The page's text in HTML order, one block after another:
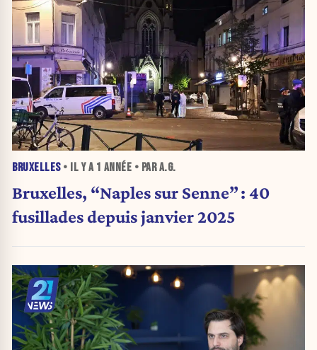
BRUXELLES• IL Y A 1 ANNÉE • PAR A.G.
Bruxelles, “Naples sur Senne” : 40
fusillades depuis janvier 2025